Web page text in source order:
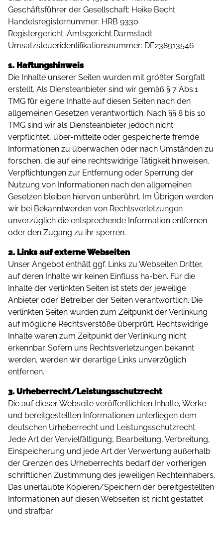
Geschäftsführer der Gesellschaft: Heike Becht
Handelsregisternummer: HRB 9330
Registergericht: Amtsgericht Darmstadt
Umsatzsteueridentifikationsnummer: DE238913546
1. Haftungshinweis
Die Inhalte unserer Seiten wurden mit größter Sorgfalt
erstellt. Als Diensteanbieter sind wir gemäß § 7 Abs.1
TMG für eigene Inhalte auf diesen Seiten nach den
allgemeinen Gesetzen verantwortlich. Nach §§ 8 bis 10
TMG sind wir als Diensteanbieter jedoch nicht
verpflichtet, über-mittelte oder gespeicherte fremde
Informationen zu überwachen oder nach Umständen zu
forschen, die auf eine rechtswidrige Tätigkeit hinweisen.
Verpflichtungen zur Entfernung oder Sperrung der
Nutzung von Informationen nach den allgemeinen
Gesetzen bleiben hiervon unberührt. Im Übrigen werden
wir bei Bekanntwerden von Rechtsverletzungen
unverzüglich die entsprechende Information entfernen
oder den Zugang zu ihr sperren.
2. Links auf externe Webseiten
Unser Angebot enthält ggf. Links zu Webseiten Dritter,
auf deren Inhalte wir keinen Einfluss ha-ben. Für die
Inhalte der verlinkten Seiten ist stets der jeweilige
Anbieter oder Betreiber der Seiten verantwortlich. Die
verlinkten Seiten wurden zum Zeitpunkt der Verlinkung
auf mögliche Rechtsverstöße überprüft. Rechtswidrige
Inhalte waren zum Zeitpunkt der Verlinkung nicht
erkennbar. Sofern uns Rechtsverletzungen bekannt
werden, werden wir derartige Links unverzüglich
entfernen.
3. Urheberrecht/Leistungsschutzrecht
Die auf dieser Webseite veröffentlichten Inhalte, Werke
und bereitgestellten Informationen unterliegen dem
deutschen Urheberrecht und Leistungsschutzrecht.
Jede Art der Vervielfältigung, Bearbeitung, Verbreitung,
Einspeicherung und jede Art der Verwertung außerhalb
der Grenzen des Urheberrechts bedarf der vorherigen
schriftlichen Zustimmung des jeweiligen Rechteinhabers.
Das unerlaubte Kopieren/Speichern der bereitgestellten
Informationen auf diesen Webseiten ist nicht gestattet
und strafbar.